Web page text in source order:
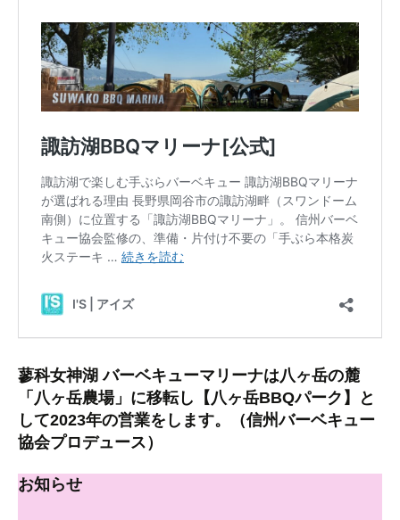
蓼科女神湖 バーベキューマリーナは八ヶ岳の麓
「八ヶ岳農場」に移転し【八ヶ岳BBQパーク】と
して2023年の営業をします。
（信州バーベキュー
協会プロデュース）
お知らせ